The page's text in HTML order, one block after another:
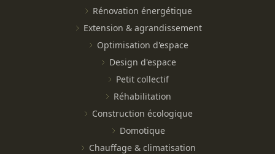
Rénovation énergétique
Extension & agrandissement
Optimisation d'espace
Design d'espace
Petit collectif
Réhabilitation
Construction écologique
Domotique
Chauffage & climatisation